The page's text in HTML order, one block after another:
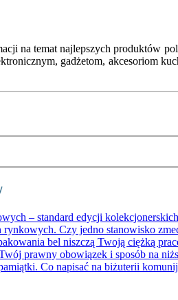
na temat najlepszych produktów
gadżetom, akcesoriom
– standard edycji kolekcjonerskich
Czy jedno stanowisko
bel niszczą Twoją ciężką
prawny obowiązek i sposób na
Co napisać na biżuterii